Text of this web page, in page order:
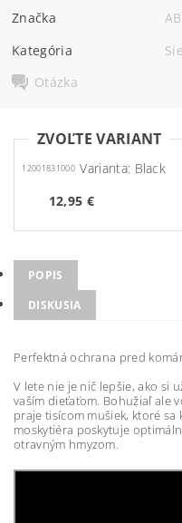
Značka
Kategória
Otázka
ZVOĽTE VARIANT
12001831000 Varianta: Black
12,95 €
POPIS
DISKUSIA
Perfektná ochrana pred
V lete nie je nič lepšie, ako si
vaším dieťaťom. Bohužiaľ ale
praje tisícom mušiek, ktoré
moskytiéra poskytuje
otravným hmyzom.